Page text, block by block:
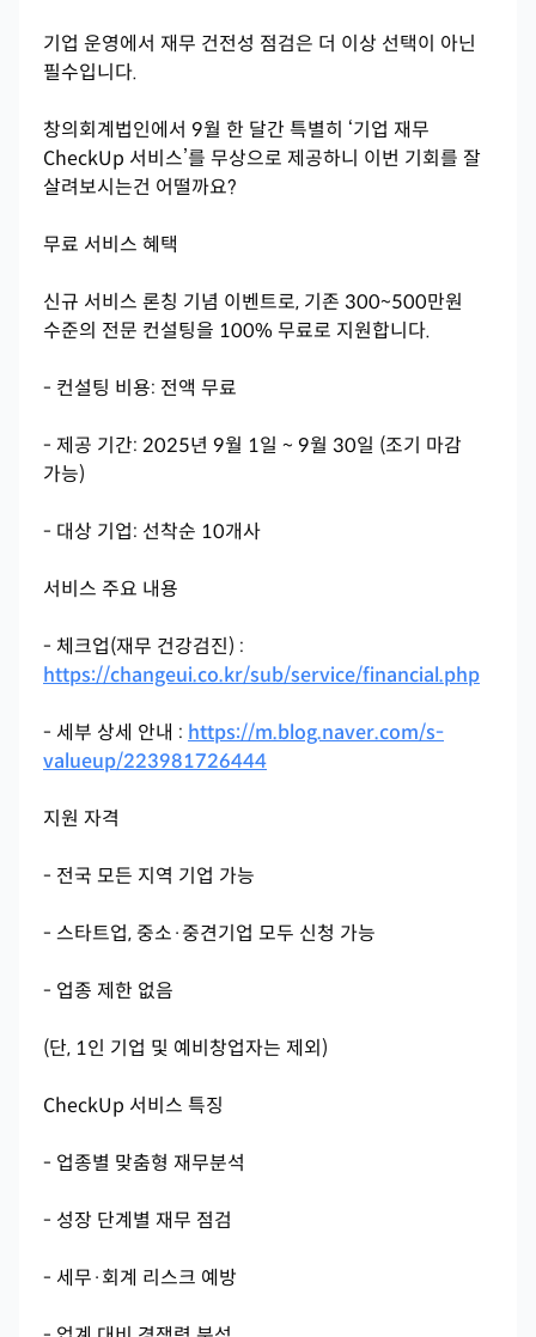
기업 운영에서 재무 건전성 점검은 더 이상 선택이 아닌
필수입니다.
창의회계법인에서 9월 한 달간 특별히 ‘기업 재무
CheckUp 서비스’를 무상으로 제공하니 이번 기회를 잘
살려보시는건 어떨까요?
무료 서비스 혜택
신규 서비스 론칭 기념 이벤트로, 기존 300~500만원
수준의 전문 컨설팅을 100% 무료로 지원합니다.
- 컨설팅 비용: 전액 무료
- 제공 기간: 2025년 9월 1일 ~ 9월 30일 (조기 마감
가능)
- 대상 기업: 선착순 10개사
서비스 주요 내용
- 체크업(재무 건강검진) :
https://changeui.co.kr/sub/service/financial.php
- 세부 상세 안내 : https://m.blog.naver.com/s-
valueup/223981726444
지원 자격
- 전국 모든 지역 기업 가능
- 스타트업, 중소·중견기업 모두 신청 가능
- 업종 제한 없음
(단, 1인 기업 및 예비창업자는 제외)
CheckUp 서비스 특징
- 업종별 맞춤형 재무분석
- 성장 단계별 재무 점검
- 세무·회계 리스크 예방